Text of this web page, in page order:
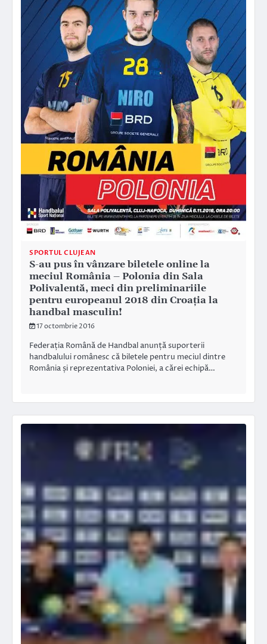
SPORTUL CLUJEAN
S-au pus în vânzare biletele online la
meciul România – Polonia din Sala
Polivalentă, meci din preliminariile
pentru europeanul 2018 din Croația la
handbal masculin!
17 octombrie 2016
Federația Română de Handbal anunță suporterii
handbalului românesc că biletele pentru meciul dintre
România și reprezentativa Poloniei, a cărei echipă…